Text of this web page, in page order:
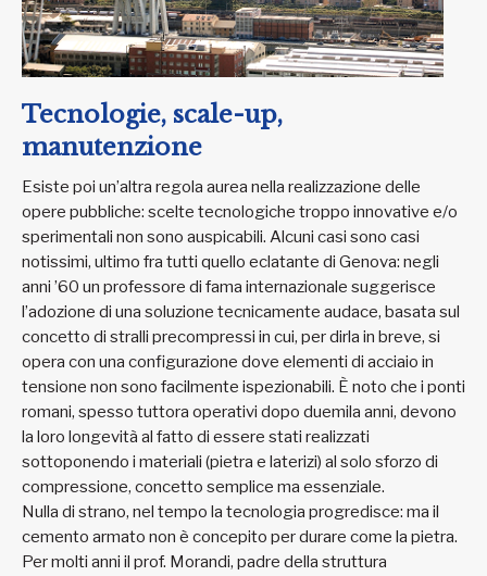
Tecnologie, scale-up,
manutenzione
Esiste poi un’altra regola aurea nella realizzazione delle
opere pubbliche: scelte tecnologiche troppo innovative e/o
sperimentali non sono auspicabili. Alcuni casi sono casi
notissimi, ultimo fra tutti quello eclatante di Genova: negli
anni ’60 un professore di fama internazionale suggerisce
l’adozione di una soluzione tecnicamente audace, basata sul
concetto di stralli precompressi in cui, per dirla in breve, si
opera con una configurazione dove elementi di acciaio in
tensione non sono facilmente ispezionabili. È noto che i ponti
romani, spesso tuttora operativi dopo duemila anni, devono
la loro longevità al fatto di essere stati realizzati
sottoponendo i materiali (pietra e laterizi) al solo sforzo di
compressione, concetto semplice ma essenziale.
Nulla di strano, nel tempo la tecnologia progredisce: ma il
cemento armato non è concepito per durare come la pietra.
Per molti anni il prof. Morandi, padre della struttura